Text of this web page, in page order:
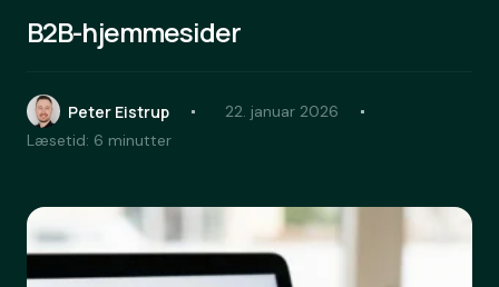
B2B-hjemmesider
Peter Eistrup
22. januar 2026
Læsetid: 6 minutter